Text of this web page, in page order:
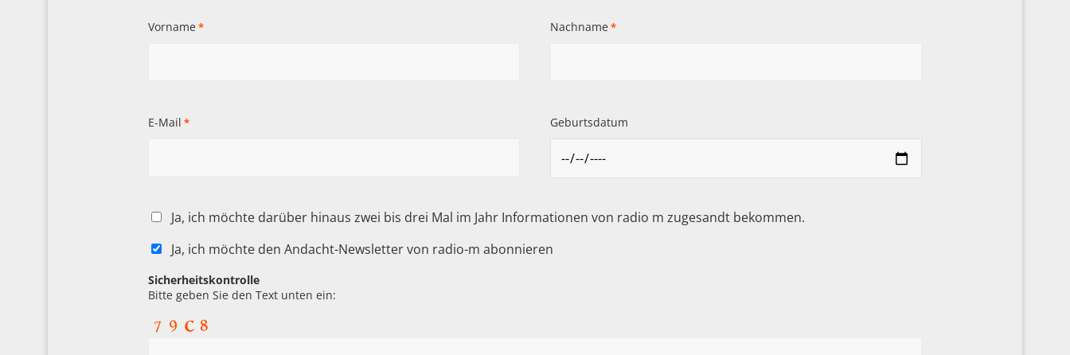
Vorname * Nachname *
E-Mail * Geburtsdatum
Ja, ich möchte darüber hinaus zwei bis drei Mal im Jahr Informationen von radio m zugesandt bekommen.
Ja, ich möchte den Andacht-Newsletter von radio-m abonnieren
Sicherheitskontrolle
Bitte geben Sie den Text unten ein: